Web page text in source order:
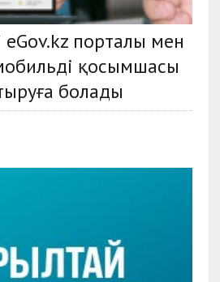
eGov.kz порталы мен
қосымшасы
болады